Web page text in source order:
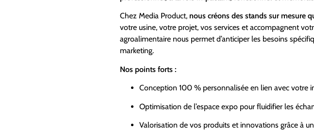
Chez Media Product, nous créons des stands sur mesure
votre usine, votre projet, vos services et accompagnent
agroalimentaire nous permet d’anticiper les besoins
marketing.
Nos points forts :
Conception 100 % personnalisée en lien avec votre
Optimisation de l’espace expo pour fluidifier les
Valorisation de vos produits et innovations grâce à